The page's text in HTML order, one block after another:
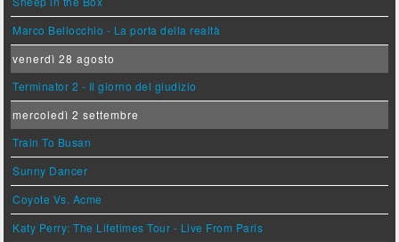
Marco Bellocchio - La porta della realtà
venerdì 28 agosto
Terminator 2 - Il giorno del giudizio
mercoledì 2 settembre
Train To Busan
Sunny Dancer
Coyote Vs. Acme
Katy Perry: The Lifetimes Tour - Live From Paris